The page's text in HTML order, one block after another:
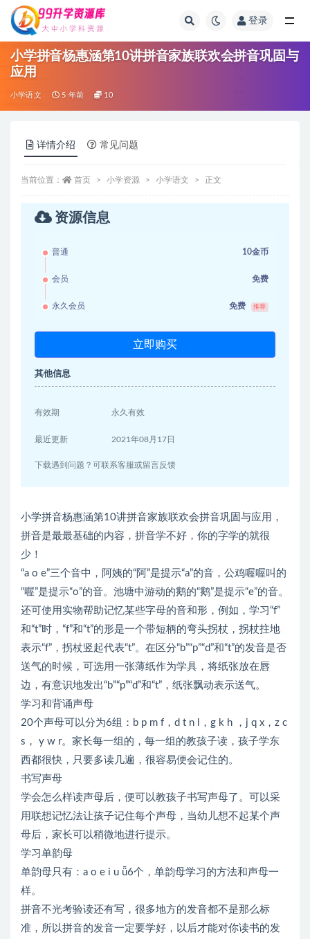
登录
小学拼音杨惠涵第10讲拼音家族联欢会拼音巩固与
应用
小学语文 5 年前 10
详情介绍 常见问题
当前位置： 首页 小学资源 小学语文 正文
资源信息
普通 10金币
会员 免费
永久会员 免费 推荐
立即购买
其他信息
有效期 永久有效
最近更新 2021年08月17日
下载遇到问题？可联系客服或留言反馈
小学拼音杨惠涵第10讲拼音家族联欢会拼音巩固与应用，
拼音是最最基础的内容，拼音学不好，你的字学的就很
少！
“a o e”三个音中，阿姨的“阿”是提示“a”的音，公鸡喔喔叫的
“喔”是提示“o”的音。池塘中游动的鹅的“鹅”是提示“e”的音。
还可使用实物帮助记忆某些字母的音和形，例如，学习“f”
和“t”时，“f”和“t”的形是一个带短柄的弯头拐杖，拐杖拄地
表示“f”，拐杖竖起代表“t”。在区分“b”“p”“d”和“t”的发音是否
送气的时候，可选用一张薄纸作为学具，将纸张放在唇
边，有意识地发出“b”“p”“d”和“t”，纸张飘动表示送气。
学习和背诵声母
20个声母可以分为6组：b p m f，d t n l，g k h ，j q x，z c
s， y w r。家长每一组的，每一组的教孩子读，孩子学东
西都很快，只要多读几遍，很容易便会记住的。
书写声母
学会怎么样读声母后，便可以教孩子书写声母了。可以采
用联想记忆法让孩子记住每个声母，当幼儿想不起某个声
母后，家长可以稍微地进行提示。
学习单韵母
单韵母只有：a o e i u ǖ6个，单韵母学习的方法和声母一
样。
拼音不光考验读还有写，很多地方的发音都不是那么标
准，所以拼音的发音一定要学好，以后才能对你读书的发